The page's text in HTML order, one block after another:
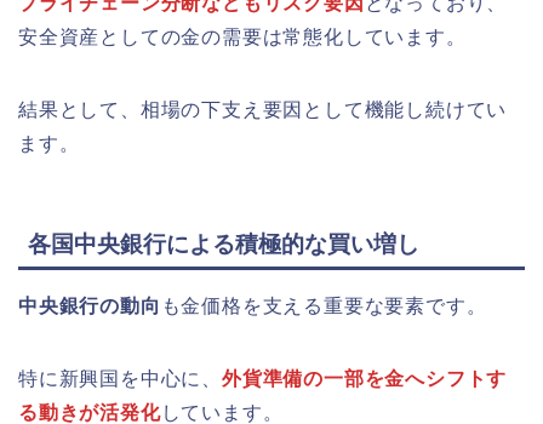
安全資産としての金の需要は常態化しています。
結果として、相場の下支え要因として機能し続けてい
ます。
各国中央銀行による積極的な買い増し
中央銀行の動向 も金価格を支える重要な要素です。
特に新興国を中心に、 外貨準備の一部を金へシフトす
る動きが活発化しています。